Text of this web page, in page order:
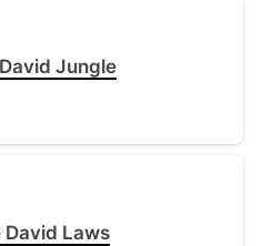
Jungle
David Laws